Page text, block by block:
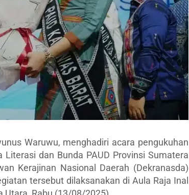
Waruwu, menghadiri acara pengukuhan
dan Bunda PAUD Provinsi Sumatera
Kerajinan Nasional Daerah (Dekranasda)
tersebut dilaksanakan di Aula Raja Inal